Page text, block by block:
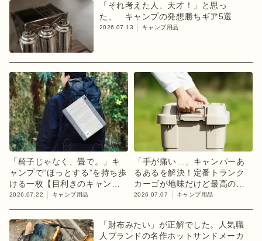
「それ考えた人、天才！」と思っ
た、 キャンプの発想勝ちギア5選
2026.07.13 キャンプ用品
「椅子じゃなく、畳で。」キ
ャンプで“ほっとする”を持ち歩
ける一枚【目利きのキャンプ
ギア】
2026.07.22 キャンプ用品
「手が痛い…」キャンパーあ
るあるを解決！定番トランク
カーゴが地味だけど最高の進
化【目利きのキャンプギア】
2026.07.07 キャンプ用品
「財布みたい」が正解でした。人気職
人ブランドの名作ホットサンドメーカ